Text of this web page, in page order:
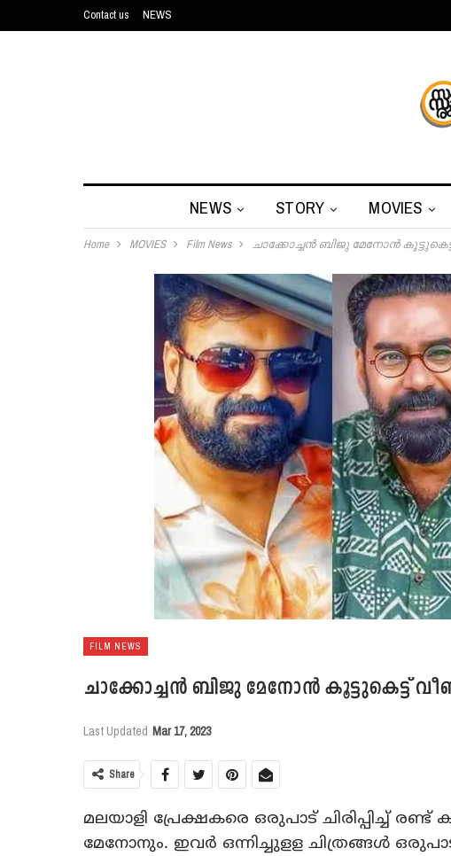
Contact us NEWS
NEWS STORY MOVIES
Home MOVIES Film News ചാക്കോച്ചൻ ബിജു മേനോൻ
FILM NEWS
ചാക്കോച്ചൻ ബിജു മേനോൻ കൂ‌ട്ടുകെ‌ട്ട്
Last Updated Mar 17, 2023
Share
മലയാളി പ്രേക്ഷകരെ ഒരുപാട് ചിരിപ്പിച്ച്
മേനോനും. ഇവർ ഒന്നിച്ചുളള ചിത്രങ്ങൾ